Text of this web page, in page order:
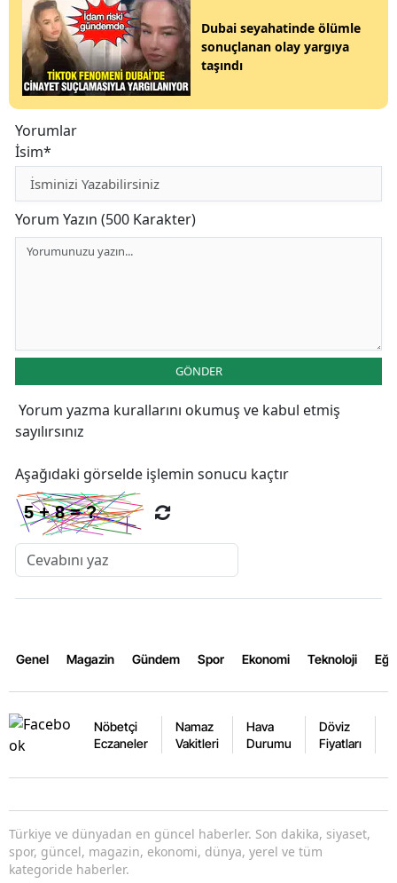
Dubai seyahatinde ölümle
sonuçlanan olay yargıya
taşındı
Yorumlar
İsim*
Yorum Yazın (500 Karakter)
GÖNDER
Yorum yazma kurallarını okumuş ve kabul etmiş
sayılırsınız
Aşağıdaki görselde işlemin sonucu kaçtır
Genel Magazin Gündem Spor Ekonomi Teknoloji
Nöbetçi
Eczaneler
Namaz
Vakitleri
Hava
Durumu
Döviz
Fiyatları
Türkiye ve dünyadan en güncel haberler. Son dakika, siyaset,
spor, güncel, magazin, ekonomi, dünya, yerel ve tüm
kategoride haberler.